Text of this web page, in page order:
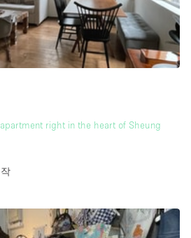
right in the heart of Sheung